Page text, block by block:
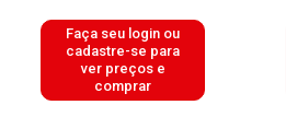
Faça seu login ou
cadastre-se para
ver preços e
comprar